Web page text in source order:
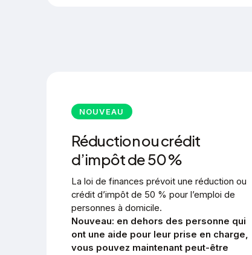
NOUVEAU
Réduction ou crédit
d’impôt de 50 %
La loi de finances prévoit une réduction ou
crédit d’impôt de 50 % pour l’emploi de
personnes à domicile.
Nouveau: en dehors des personne qui
ont une aide pour leur prise en charge,
vous pouvez maintenant peut-être